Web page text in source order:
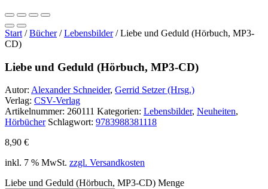
Start /Bücher/Lebensbilder/ Liebe und Geduld (Hörbuch, MP3-
CD)
Liebe und Geduld (Hörbuch, MP3-CD)
Autor: Alexander Schneider, Gerrid Setzer (Hrsg.)
Verlag: CSV-Verlag
Artikelnummer: 260111 Kategorien: Lebensbilder, Neuheiten,
Hörbücher Schlagwort: 9783988381118
8,90 €
inkl. 7 % MwSt. zzgl. Versandkosten
Liebe und Geduld (Hörbuch, MP3-CD) Menge